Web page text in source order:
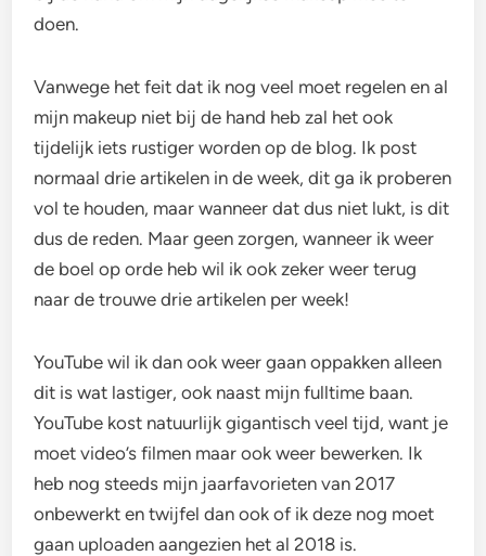
doen.
Vanwege het feit dat ik nog veel moet regelen en al
mijn makeup niet bij de hand heb zal het ook
tijdelijk iets rustiger worden op de blog. Ik post
normaal drie artikelen in de week, dit ga ik proberen
vol te houden, maar wanneer dat dus niet lukt, is dit
dus de reden. Maar geen zorgen, wanneer ik weer
de boel op orde heb wil ik ook zeker weer terug
naar de trouwe drie artikelen per week!
YouTube wil ik dan ook weer gaan oppakken alleen
dit is wat lastiger, ook naast mijn fulltime baan.
YouTube kost natuurlijk gigantisch veel tijd, want je
moet video’s filmen maar ook weer bewerken. Ik
heb nog steeds mijn jaarfavorieten van 2017
onbewerkt en twijfel dan ook of ik deze nog moet
gaan uploaden aangezien het al 2018 is.